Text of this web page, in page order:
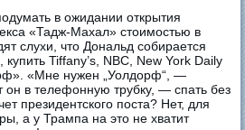
в ожидании открытия
«Тадж-Махал» стоимостью в
слухи, что Дональд собирается
купить Tiffany’s, NBC, New York Daily
«Мне нужен „Уолдорф“, —
он в телефонную трубку, — спать без
президентского поста? Нет, для
а у Трампа на это не хватит